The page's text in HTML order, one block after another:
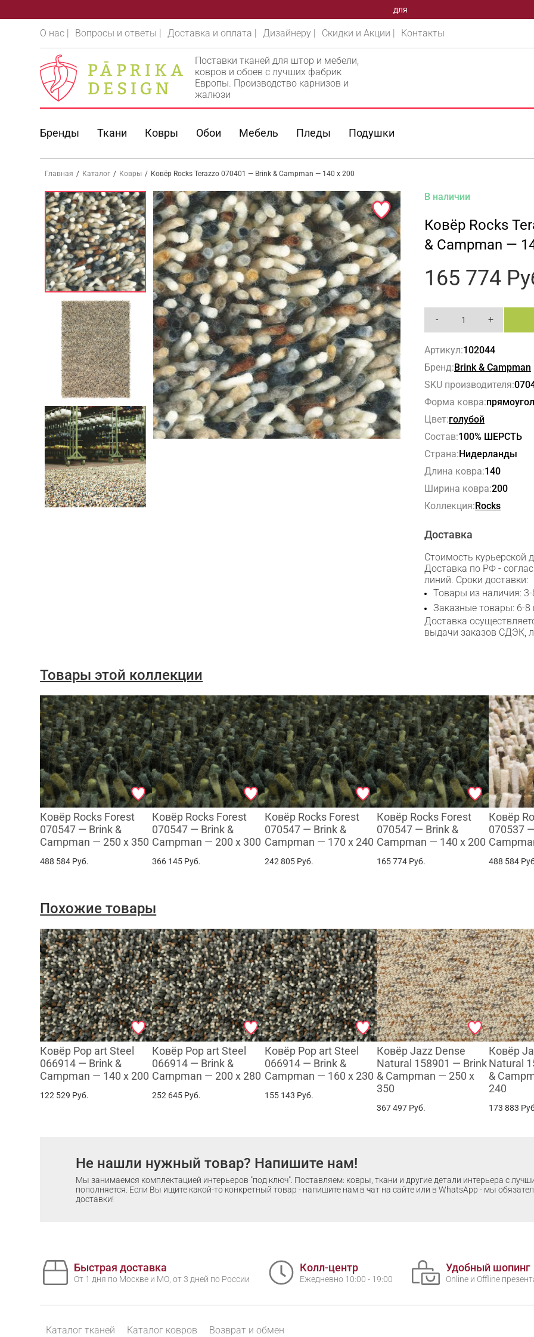
ВАШЕГО
О нас | Вопросы и ответы | Доставка и оплата | Дизайнеру | Скидки и Акции | Контакты
Поставки тканей для штор и мебели,
ковров и обоев с лучших фабрик
Европы. Производство карнизов и
жалюзи
Бренды Ткани Ковры Обои Мебель Пледы Подушки
Главная / Каталог / Ковры / Ковёр Rocks Terazzo 070401 — Brink & Campman — 140 x 200
В наличии
Ковёр Rocks
& Campman —
165 774
- +
Артикул:102044
Бренд:Brink & Campman
SKU производителя:
Форма ковра:
Цвет:голубой
Состав:100% ШЕРСТЬ
Страна:Нидерланды
Длина ковра:140
Ширина ковра:200
Коллекция:Rocks
Доставка
Стоимость курьерской
Доставка по РФ -
линий. Сроки доставки:
Товары из наличия:
Заказные товары: 6-8
Доставка
выдачи заказов СДЭК,
Товары этой коллекции
Ковёр Rocks Forest
070547 — Brink &
Campman — 250 x 350
488 584 Руб.
Ковёр Rocks Forest
070547 — Brink &
Campman — 200 x 300
366 145 Руб.
Ковёр Rocks Forest
070547 — Brink &
Campman — 170 x 240
242 805 Руб.
Ковёр Rocks Forest
070547 — Brink &
Campman — 140 x 200
165 774 Руб.
Ковёр
070537
488 584
Похожие товары
Ковёр Pop art Steel
066914 — Brink &
Campman — 140 x 200
122 529 Руб.
Ковёр Pop art Steel
066914 — Brink &
Campman — 200 x 280
252 645 Руб.
Ковёр Pop art Steel
066914 — Brink &
Campman — 160 x 230
155 143 Руб.
Ковёр Jazz Dense
Natural 158901 — Brink
& Campman — 250 x
350
367 497 Руб.
Ковёр
Natural
&
240
173 883
Не нашли нужный товар? Напишите нам!
Мы занимаемся комплектацией интерьеров "под ключ". Поставляем: ковры, ткани и другие детали интерьера с
пополняется. Если Вы ищите какой-то конкретный товар - напишите нам в чат на сайте или в WhatsApp - мы
доставки!
Быстрая доставка
От 1 дня по Москве и МО, от 3 дней по России
Колл-центр
Ежедневно 10:00 - 19:00
Удобный шопинг
Online и Offline
Каталог тканей Каталог ковров Возврат и обмен
Max
WhatsApp
Telegram